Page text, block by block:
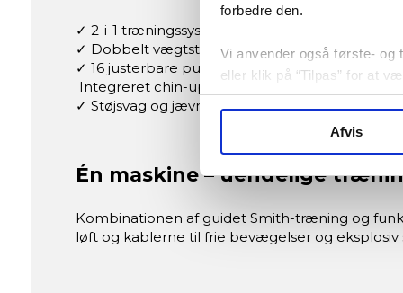
forbedre den.
Vi anvender også første- og
eller klik på “Tilpas” for at
Afvis
✓ 2-i-1 træningssystem: Kombinerer Smith-
✓ Dobbelt vægtstak: To separate 100 kg
✓ 16 justerbare pulley-positioner: Giver præcis
Integreret chin-up bar: Tilføj pull-ups og chin-
✓ Støjsvag og jævn bevægelse: Nylonbelagte
Én maskine – uendelige
Kombinationen af guidet Smith-træning og
løft og kablerne til frie bevægelser og eksplosiv